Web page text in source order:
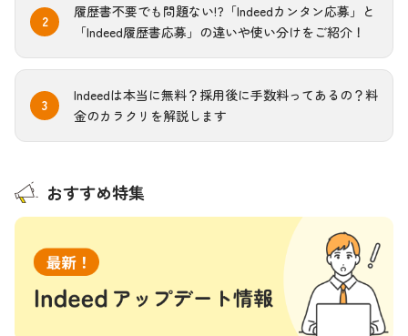
履歴書不要でも問題ない!?「Indeedカンタン応募」と
「Indeed履歴書応募」の違いや使い分けをご紹介！
Indeedは本当に無料？採用後に手数料ってあるの？料
金のカラクリを解説します
おすすめ特集